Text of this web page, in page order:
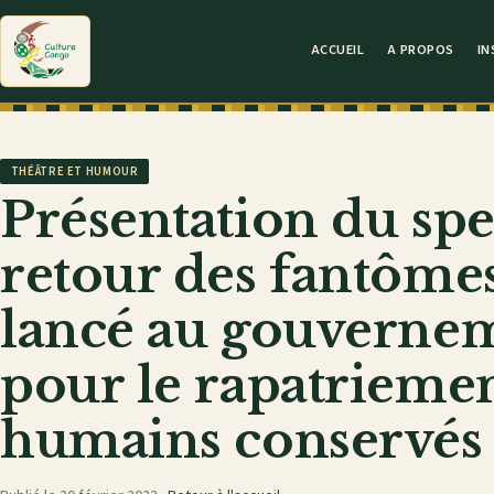
ACCUEIL A PROPOS
THÉÂTRE ET HUMOUR
Présentation du
retour des
lancé au
pour le
humains